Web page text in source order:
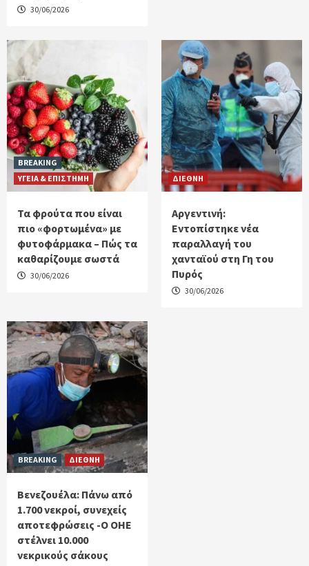
30/06/2026
BREAKING
ΥΓΕΙΑ & ΕΠΙΣΤΗΜΗ
Τα φρούτα που είναι
πιο «φορτωμένα» με
φυτοφάρμακα – Πώς τα
καθαρίζουμε σωστά
30/06/2026
ΔΙΕΘΝΗ
Αργεντινή:
Εντοπίστηκε νέα
παραλλαγή του
χανταϊού στη Γη του
Πυρός
30/06/2026
BREAKING ΔΙΕΘΝΗ
Βενεζουέλα: Πάνω από
1.700 νεκροί, συνεχείς
αποτεφρώσεις -Ο ΟΗΕ
στέλνει 10.000
νεκρικούς σάκους